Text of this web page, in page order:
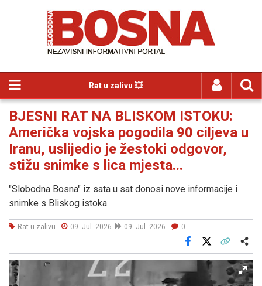
Rat u zalivu 💥
BJESNI RAT NA BLISKOM ISTOKU:
Američka vojska pogodila 90 ciljeva u
Iranu, uslijedio je žestoki odgovor,
stižu snimke s lica mjesta...
"Slobodna Bosna" iz sata u sat donosi nove informacije i
snimke s Bliskog istoka.
Rat u zalivu 09. Jul. 2026 09. Jul. 2026 0
Facebook